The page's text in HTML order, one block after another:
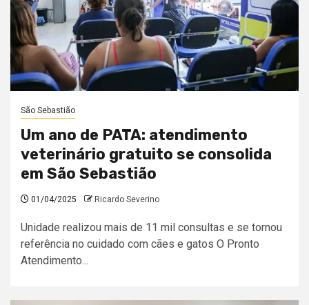
São Sebastião
Um ano de PATA: atendimento
veterinário gratuito se consolida
em São Sebastião
01/04/2025 Ricardo Severino
Unidade realizou mais de 11 mil consultas e se tornou
referência no cuidado com cães e gatos O Pronto
Atendimento...